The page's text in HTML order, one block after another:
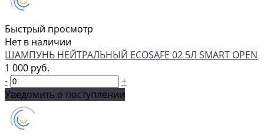
Быстрый просмотр
Нет в наличии
ШАМПУНЬ НЕЙТРАЛЬНЫЙ ECOSAFE 02 5Л SMART OPEN
1 000 руб.
-
+
Уведомить о поступлении